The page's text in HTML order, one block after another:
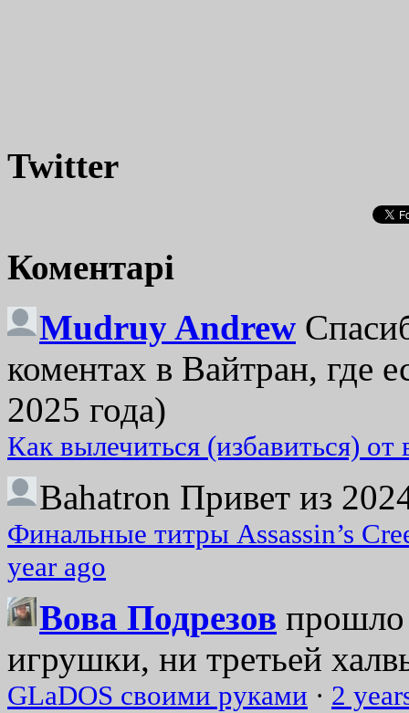
Twitter
Коментарі
Mudruy Andrew
коментах в Вайтран, где
2025 года)
Как вылечиться (избавиться)
Bahatron Привет из
Финальные титры Assassin’s
year ago
Вова Подрезов прошло
игрушки, ни третьей
GLaDOS своими руками · 2